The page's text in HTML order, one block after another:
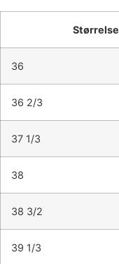
Størrelse
36
36 2/3
37 1/3
38
38 3/2
39 1/3